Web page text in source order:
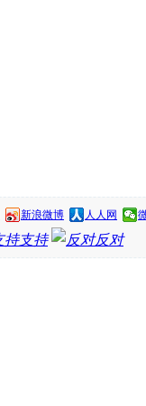
新浪微博 人人网
支持 反对